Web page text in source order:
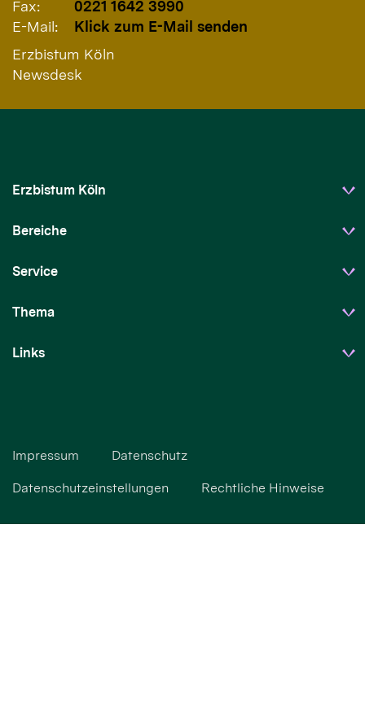
Fax:
0221 1642 3990
E-Mail:
Klick zum E-Mail senden
Erzbistum Köln
Newsdesk
Erzbistum Köln
Bereiche
Service
Thema
Links
Impressum Datenschutz
Datenschutzeinstellungen Rechtliche Hinweise